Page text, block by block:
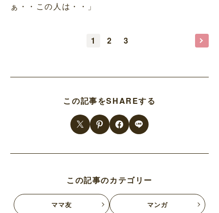
ぁ・・この人は・・」
1 2 3
この記事をSHAREする
この記事のカテゴリー
ママ友 マンガ